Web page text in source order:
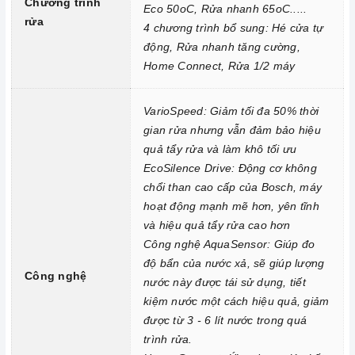
chén
Công nghệ rửa độc đáo giúp bảo vệ và ngăn ngừa quá trình
2. Một số lưu ý khi sử dụng sản phẩm
Sử dụng đúng chất tẩy rửa:
tẩy rửa chuyên dụng, không gây hại cho máy. Bạn nên sử dụng
bột rửa chén, viên rửa chén hoặc muối rửa chén theo hướng
dẫn của nhà sản xuất.
Sắp xếp bát đĩa đúng cách: Trước khi cho bát đĩa vàomáy rửa
chén
, bạn cần sắp xếp chúng đúng cách để bát đĩa được rửa
sạch và khô ráo hoàn toàn. Bạn cần chú ý:
Loại bỏ thức ăn thừa khỏi bát đĩa trước khi cho vào máy rửa
chén.
Sắp xếp bát đĩa sao cho các vật dụng không va chạm với
Sắp xếp bát đĩa ở vị trí phù hợp với chương trình rửa.
rửa
Eco 50oC, Rửa nhanh 65oC.....
4 chương trình bổ sung: Hé cửa tự
động, Rửa nhanh tăng cường,
Home Connect, Rửa 1/2 máy
Công nghệ
VarioSpeed: Giảm tối đa 50% thời
gian rửa nhưng vẫn đảm bảo hiệu
quả tẩy rửa và làm khô tối ưu
EcoSilence Drive: Động cơ không
chổi than cao cấp của Bosch, máy
hoạt động mạnh mẽ hơn, yên tĩnh
và hiệu quả tẩy rửa cao hơn
Công nghệ AquaSensor: Giúp đo
độ bẩn của nước xả, sẽ giúp lượng
nước này được tái sử dụng, tiết
kiệm nước một cách hiệu quả, giảm
được từ 3 - 6 lít nước trong quá
trình rửa.